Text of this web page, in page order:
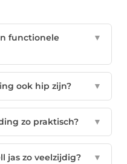
functionele
▼
ook hip zijn? ▼
zo praktisch? ▼
jas zo veelzijdig? ▼